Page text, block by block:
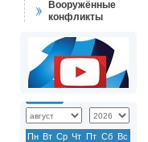
Вооружённые
конфликты
Пн Вт Ср Чт Пт Сб Вс